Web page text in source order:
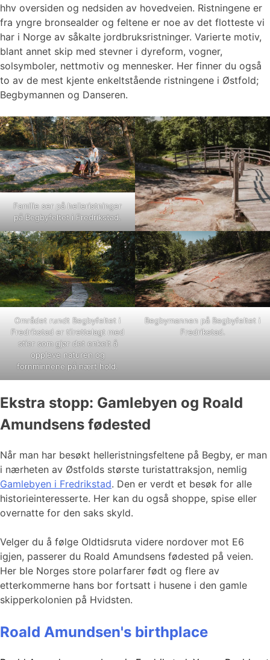
hhv oversiden og nedsiden av hovedveien. Ristningene er
fra yngre bronsealder og feltene er noe av det flotteste vi
har i Norge av såkalte jordbruksristninger. Varierte motiv,
blant annet skip med stevner i dyreform, vogner,
solsymboler, nettmotiv og mennesker. Her finner du også
to av de mest kjente enkeltstående ristningene i Østfold;
Begbymannen og Danseren.
Familie ser på helleristninger
på Begbyfeltet i Fredrikstad.
Området rundt Begbyfeltet i
Fredrikstad er tilrettelagt med
stier som gjør det enkelt å
oppleve naturen og
fornminnene på nært hold.
Begbymannen på Begbyfeltet i
Fredrikstad.
Ekstra stopp: Gamlebyen og Roald
Amundsens fødested
Når man har besøkt helleristningsfeltene på Begby, er man
i nærheten av Østfolds største turistattraksjon, nemlig
Gamlebyen i Fredrikstad. Den er verdt et besøk for alle
historieinteresserte. Her kan du også shoppe, spise eller
overnatte for den saks skyld.
Velger du å følge Oldtidsruta videre nordover mot E6
igjen, passerer du Roald Amundsens fødested på veien.
Her ble Norges store polarfarer født og flere av
etterkommerne hans bor fortsatt i husene i den gamle
skipperkolonien på Hvidsten.
Roald Amundsen's birthplace